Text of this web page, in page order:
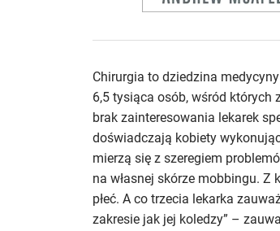
Chirurgia to dziedzina
6,5 tysiąca osób, wśród których
brak zainteresowania lekarek
doświadczają kobiety
mierzą się z szeregiem
na własnej skórze mobbingu. Z
płeć. A co trzecia lekarka
zakresie jak jej koledzy” –